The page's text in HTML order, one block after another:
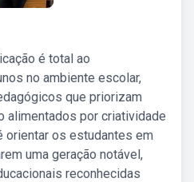
é total ao
no ambiente escolar,
que priorizam
alimentados por criatividade
orientar os estudantes em
uma geração notável,
reconhecidas